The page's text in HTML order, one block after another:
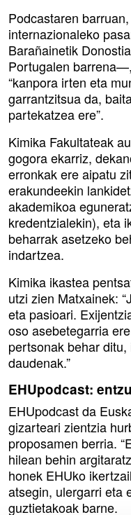
Podcastaren
internazionaleko
Barañainetik
Portugalen
“kanpora irten eta
garrantzitsua da,
partekatzea ere”.
Kimika Fakultateak
gogora ekarriz,
erronkak ere aipatu
erakundeekin
akademikoa
kredentzialekin), eta
beharrak asetzeko
indartzea.
Kimika ikastea
utzi zien Matxainek:
eta pasioari.
oso asebetegarria
pertsonak behar
daudenak.”
EHUpodcast:
EHUpodcast da
gizarteari zientzia
proposamen berria.
hilean behin
honek EHUko
atsegin, ulergarri eta
guztietakoak barne.